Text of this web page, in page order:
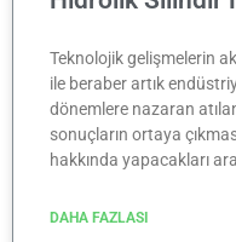
Teknolojik gelişmelerin
ile beraber artık
dönemlere nazaran
sonuçların ortaya
hakkında yapacakları
DAHA FAZLASI